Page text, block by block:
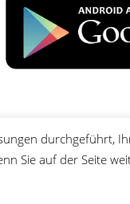
durchgeführt,
Sie auf der Seite